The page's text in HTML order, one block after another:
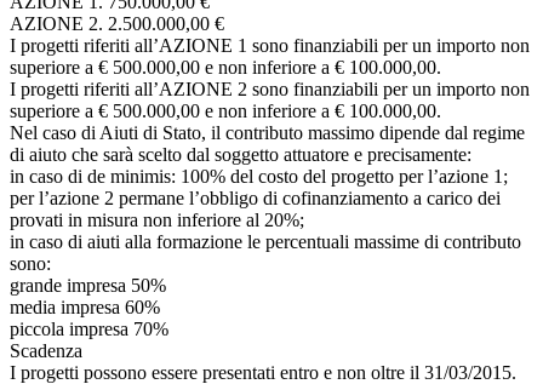
AZIONE 2. 2.500.000,00 €
I progetti riferiti all’AZIONE 1 sono finanziabili per un importo non
superiore a € 500.000,00 e non inferiore a € 100.000,00.
I progetti riferiti all’AZIONE 2 sono finanziabili per un importo non
superiore a € 500.000,00 e non inferiore a € 100.000,00.
Nel caso di Aiuti di Stato, il contributo massimo dipende dal regime
di aiuto che sarà scelto dal soggetto attuatore e precisamente:
in caso di de minimis: 100% del costo del progetto per l’azione 1;
per l’azione 2 permane l’obbligo di cofinanziamento a carico dei
provati in misura non inferiore al 20%;
in caso di aiuti alla formazione le percentuali massime di contributo
sono:
grande impresa 50%
media impresa 60%
piccola impresa 70%
Scadenza
I progetti possono essere presentati entro e non oltre il 31/03/2015.